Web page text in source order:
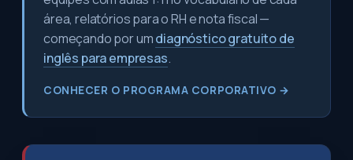
área, relatórios para o RH e nota fiscal —
começando por umdiagnóstico gratuito de
inglês para empresas.
CONHECER O PROGRAMA CORPORATIVO →